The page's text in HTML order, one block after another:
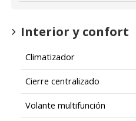
Interior y confort
Climatizador
Cierre centralizado
Volante multifunción